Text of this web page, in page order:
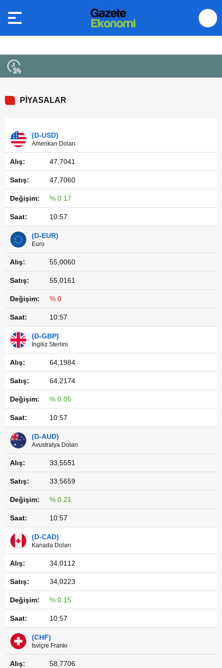
PİYASALAR
(D-USD)
Amerikan Doları
47,7041
47,7060
% 0.17
10:57
(D-EUR)
Euro
55,0060
55,0161
% 0
10:57
(D-GBP)
İngiliz Sterlini
64,1984
64,2174
% 0.05
10:57
(D-AUD)
Avustralya Doları
33,5551
33,5659
% 0.21
10:57
(D-CAD)
Kanada Doları
34,0112
34,0223
% 0.15
10:57
(CHF)
İsviçre Frankı
58,7706